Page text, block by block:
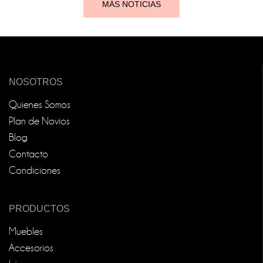
MÁS NOTICIAS
NOSOTROS
Quienes Somos
Plan de Novios
Blog
Contacto
Condiciones
PRODUCTOS
Muebles
Accesorios